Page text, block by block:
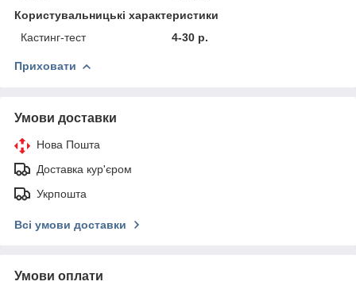
Користувальницькі характеристики
Кастинг-тест
4-30 р.
Приховати
Умови доставки
Нова Пошта
Доставка кур'єром
Укрпошта
Всі умови доставки
Умови оплати